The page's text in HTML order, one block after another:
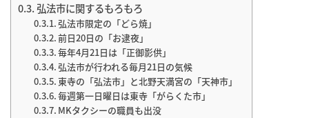
弘法市に関するもろもろ
弘法市限定の「どら焼」
前日20日の「お逮夜」
毎年4月21日は「正御影供」
弘法市が行われる毎月21日の気候
東寺の「弘法市」と北野天満宮の「天神市」
毎週第一日曜日は東寺「がらくた市」
MKタクシーの職員も出没